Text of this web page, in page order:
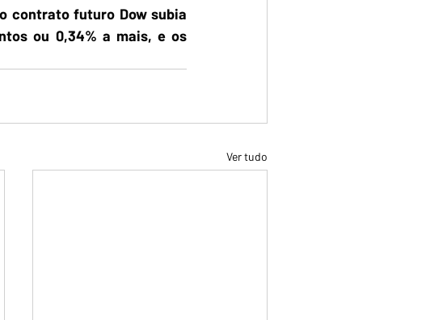
contrato futuro Dow subia
ou 0,34% a mais, e os
Ver tudo